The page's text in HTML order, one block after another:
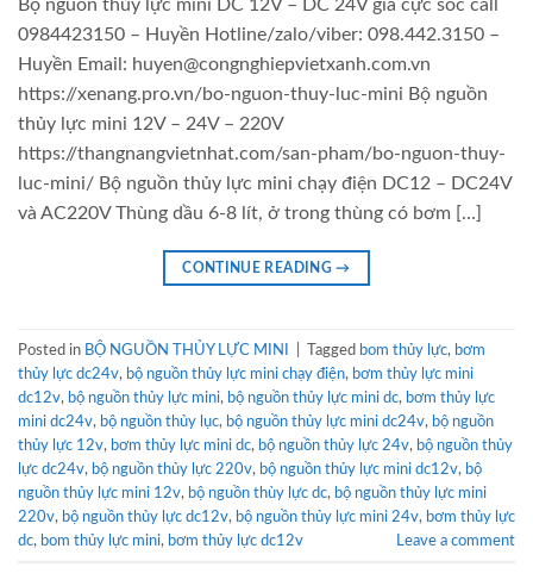
Bộ nguồn thủy lực mini DC 12V – DC 24V giá cực sốc call
0984423150 – Huyền Hotline/zalo/viber: 098.442.3150 –
Huyền Email: huyen@congnghiepvietxanh.com.vn
https://xenang.pro.vn/bo-nguon-thuy-luc-mini Bộ nguồn
thủy lực mini 12V – 24V – 220V
https://thangnangvietnhat.com/san-pham/bo-nguon-thuy-
luc-mini/ Bộ nguồn thủy lực mini chạy điện DC12 – DC24V
và AC220V Thùng dầu 6-8 lít, ở trong thùng có bơm […]
CONTINUE READING→
Posted in BỘ NGUỒN THỦY LỰC MINI Tagged bom thủy lực, bơm
thủy lực dc24v, bộ nguồn thủy lực mini chạy điện, bơm thủy lực mini
dc12v, bộ nguồn thủy lực mini, bộ nguồn thủy lực mini dc, bơm thủy lực
mini dc24v, bộ nguồn thủy lục, bộ nguồn thủy lực mini dc24v, bộ nguồn
thủy lực 12v, bơm thủy lực mini dc, bộ nguồn thủy lực 24v, bộ nguồn thủy
lực dc24v, bộ nguồn thủy lực 220v, bộ nguồn thủy lực mini dc12v, bộ
nguồn thủy lực mini 12v, bộ nguồn thùy lực dc, bộ nguồn thủy lực mini
220v, bộ nguồn thủy lực dc12v, bộ nguồn thủy lực mini 24v, bơm thủy lực
dc, bom thủy lực mini, bơm thủy lực dc12v Leave a comment